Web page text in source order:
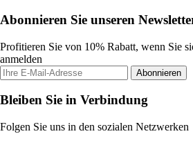
Abonnieren Sie unseren
Profitieren Sie von 10% Rabatt, wenn Sie
anmelden
Abonnieren
Bleiben Sie in Verbindung
Folgen Sie uns in den sozialen Netzwerken